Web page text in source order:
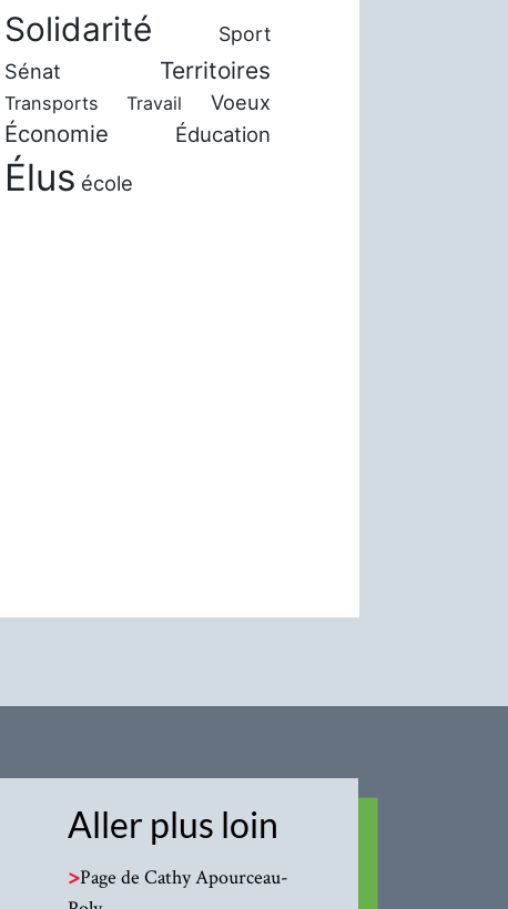
Solidarité Sport
Sénat Territoires
Transports Travail Voeux
Économie Éducation
Élus école
Aller plus loin
>Page de Cathy Apourceau-